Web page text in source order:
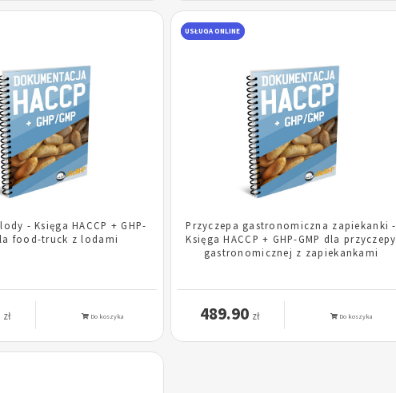
- Księga HACCP + GHP-
food-truck z lodami
zł Do koszyka
USŁUGA ONLINE
Przyczepa gastronomiczna zapiekanki -
Księga HACCP + GHP-GMP dla przyczepy
gastronomicznej z zapiekankami
489.90 zł Do koszyka